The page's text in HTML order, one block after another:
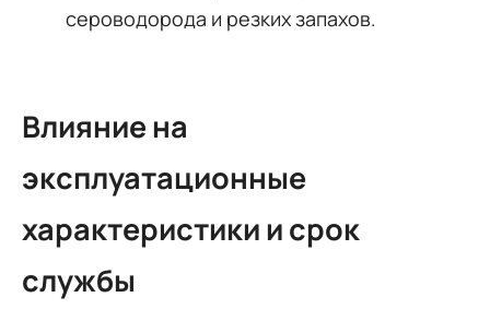
сероводорода и резких запахов.
Влияние на
эксплуатационные
характеристики и срок
службы